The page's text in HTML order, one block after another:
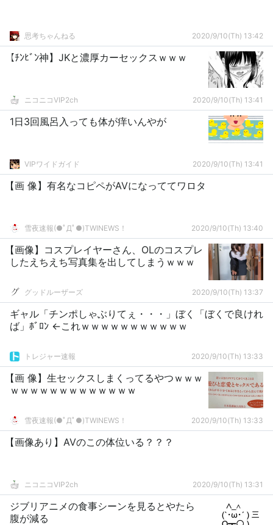
思考ちゃんねる 2020/9/10(Th) 13:42
【ﾁﾝﾋﾞﾝ神】JKと濃厚カーセックスｗｗｗ
ニコニコVIP2ch 2020/9/10(Th) 13:41
1日3回風呂入っても体が痒いんやが
VIPワイドガイド 2020/9/10(Th) 13:41
【画 像】有名なコピペがAVになっててワロタ
雪夜速報(●ﾟДﾟ●)TWINEWS！ 2020/9/10(Th) 13:40
【画像】コスプレイヤーさん、OLのコスプレ
したえちえち写真集を出してしまうｗｗｗ
グッドルーザーズ 2020/9/10(Th) 13:37
ギャル「チンポしゃぶりてぇ・・・」ぼく「ぼくで良けれ
ば」ﾎﾞﾛﾝ ←これｗｗｗｗｗｗｗｗｗｗｗ
トレジャー速報 2020/9/10(Th) 13:33
【画 像】生セックスしまくってるやつｗｗｗ
ｗｗｗｗｗｗｗｗｗｗｗｗｗ
雪夜速報(●ﾟДﾟ●)TWINEWS！ 2020/9/10(Th) 13:33
【画像あり】AVのこの体位いる？？？
ニコニコVIP2ch 2020/9/10(Th) 13:31
ジブリアニメの食事シーンを見るとやたら
腹が減る